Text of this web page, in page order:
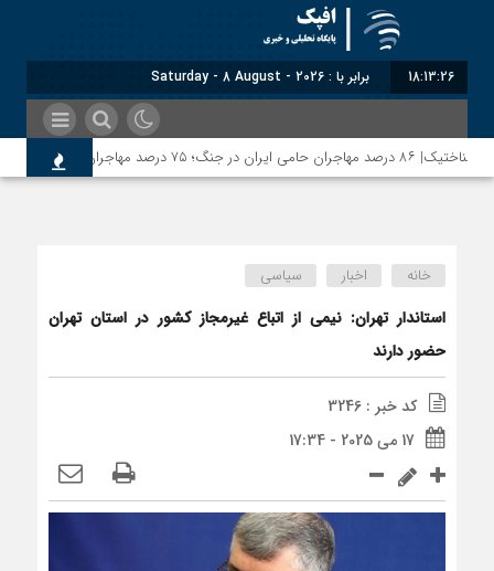
18:13:27 برابر با : Saturday - 8 August - 2026
۸۶ درصد مهاجران حامی ایران در جنگ؛ ۷۵ درصد مهاجران دولت چهاردهم را خیرخواه خود نمی‌دانند
خانه اخبار سیاسی
استاندار تهران: نیمی از اتباع غیرمجاز کشور در استان تهران
حضور دارند
کد خبر : 3246
17 می 2025 - 17:34